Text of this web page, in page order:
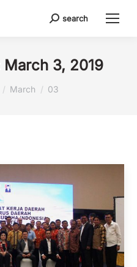
Search:
search
March 3, 2019
March 03